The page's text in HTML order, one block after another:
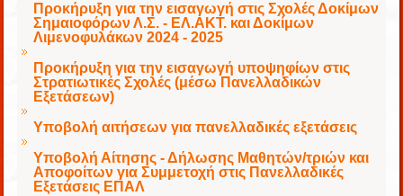
Προκήρυξη για την εισαγωγή στις Σχολές Δοκίμων
Σημαιοφόρων Λ.Σ. - ΕΛ.ΑΚΤ. και Δοκίμων
Λιμενοφυλάκων 2024 - 2025
Προκήρυξη για την εισαγωγή υποψηφίων στις
Στρατιωτικές Σχολές (μέσω Πανελλαδικών
Εξετάσεων)
Υποβολή αιτήσεων για πανελλαδικές εξετάσεις
Υποβολή Αίτησης - Δήλωσης Μαθητών/τριών και
Αποφοίτων για Συμμετοχή στις Πανελλαδικές
Εξετάσεις ΕΠΑΛ